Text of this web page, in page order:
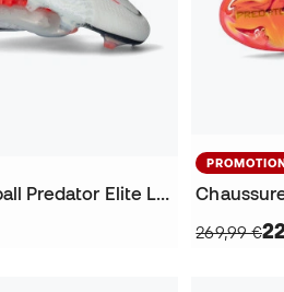
Chaussure de football Predator Elite L FG
PROMOTION
269,99 €